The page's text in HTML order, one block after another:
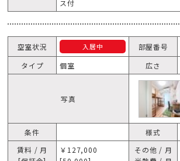
ス付
空室状況 入居中 部屋番号
タイプ
個室 広さ
写真
条件 様式
賃料 / 月
￥127,000
その他 / 月